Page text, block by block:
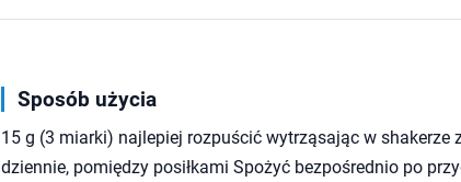
Sposób użycia
15 g (3 miarki) najlepiej rozpuścić wytrząsając w shakerze
dziennie, pomiędzy posiłkami Spożyć bezpośrednio po